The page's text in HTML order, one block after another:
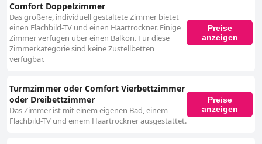
Comfort Doppelzimmer
Das größere, individuell gestaltete Zimmer bietet
einen Flachbild-TV und einen Haartrockner. Einige
Zimmer verfügen über einen Balkon. Für diese
Zimmerkategorie sind keine Zustellbetten
verfügbar.
Preise
anzeigen
Turmzimmer oder Comfort Vierbettzimmer
oder Dreibettzimmer
Das Zimmer ist mit einem eigenen Bad, einem
Flachbild-TV und einem Haartrockner ausgestattet.
Preise
anzeigen